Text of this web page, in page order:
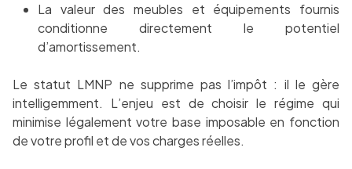
La valeur des meubles et équipements fournis
conditionne directement le potentiel
d’amortissement.
Le statut LMNP ne supprime pas l’impôt : il le gère
intelligemment. L’enjeu est de choisir le régime qui
minimise légalement votre base imposable en fonction
de votre profil et de vos charges réelles.